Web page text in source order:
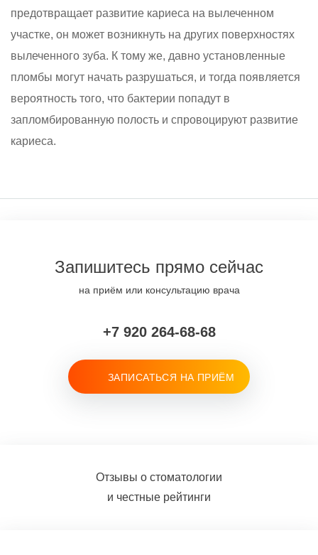
предотвращает развитие кариеса на вылеченном
участке, он может возникнуть на других поверхностях
вылеченного зуба. К тому же, давно установленные
пломбы могут начать разрушаться, и тогда появляется
вероятность того, что бактерии попадут в
запломбированную полость и спровоцируют развитие
кариеса.
Запишитесь прямо сейчас
на приём или консультацию врача
ЗАПИСАТЬСЯ НА ПРИЁМ
+7 920 264-68-68
Отзывы о стоматологии
и честные рейтинги